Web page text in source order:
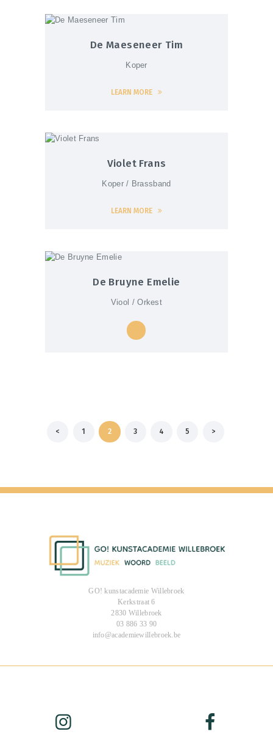
De Maeseneer Tim
Koper
LEARN MORE
Violet Frans
Koper / Brassband
LEARN MORE
De Bruyne Emelie
Viool / Orkest
Berichten
< PAGE
1 PAGE
2 PAGE
3 PAGE
4 PAGE
5 >
GO! kunstacademie Willebroek
Kerkstraat 6
2830 Willebroek
03 886 33 90
info@academiewillebroek.be